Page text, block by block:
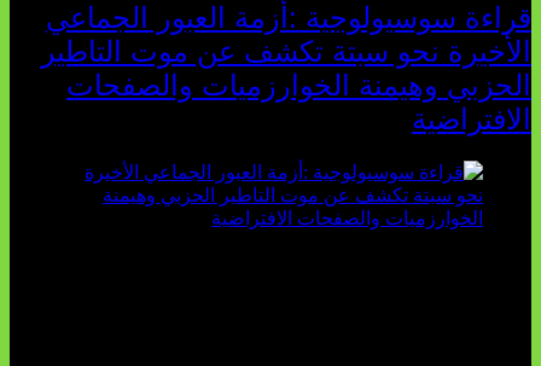
قراءة سوسيولوجية :أزمة العبور الجماعي
الأخيرة نحو سبتة تكشف عن موت التاطير
الحزبي وهيمنة الخوارزميات والصفحات
الافتراضية